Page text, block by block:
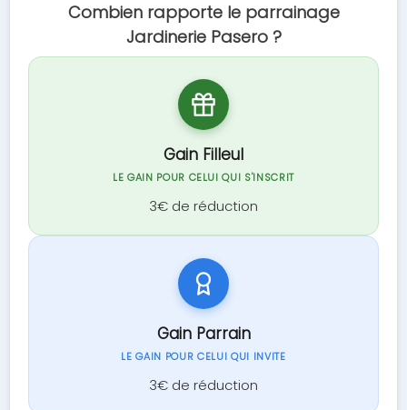
Combien rapporte le parrainage
Jardinerie Pasero ?
Gain Filleul
LE GAIN POUR CELUI QUI S'INSCRIT
3€ de réduction
Gain Parrain
LE GAIN POUR CELUI QUI INVITE
3€ de réduction